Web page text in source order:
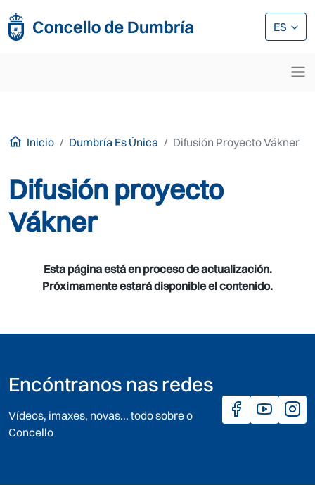
ES
Inicio Dumbría Es Única Difusión Proyecto Vákner
Difusión proyecto
Vákner
Esta página está en proceso de actualización.
Próximamente estará disponible el contenido.
Encóntranos nas redes
Vídeos, imaxes, novas... todo sobre o
Concello